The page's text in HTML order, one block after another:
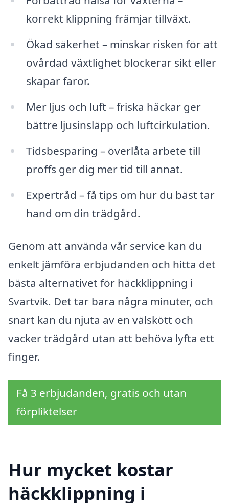
korrekt klippning främjar tillväxt.
Ökad säkerhet – minskar risken för att
ovårdad växtlighet blockerar sikt eller
skapar faror.
Mer ljus och luft – friska häckar ger
bättre ljusinsläpp och luftcirkulation.
Tidsbesparing – överlåta arbete till
proffs ger dig mer tid till annat.
Expertråd – få tips om hur du bäst tar
hand om din trädgård.
Genom att använda vår service kan du
enkelt jämföra erbjudanden och hitta det
bästa alternativet för häckklippning i
Svartvik. Det tar bara några minuter, och
snart kan du njuta av en välskött och
vacker trädgård utan att behöva lyfta ett
finger.
Få 3 erbjudanden, gratis och utan
förpliktelser
Hur mycket kostar
häckklippning i